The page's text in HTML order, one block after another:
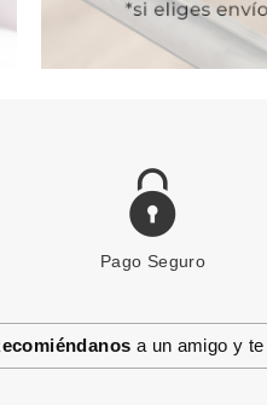
Pvr 3.99€
Pago Seguro
a un amigo y